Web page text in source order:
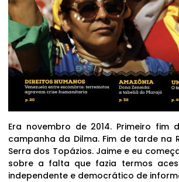
Era novembro de 2014. Primeiro fim
campanha da Dilma. Fim de tarde na
Serra dos Topázios. Jaime e eu
sobre a falta que fazia termos
independente e democrático de